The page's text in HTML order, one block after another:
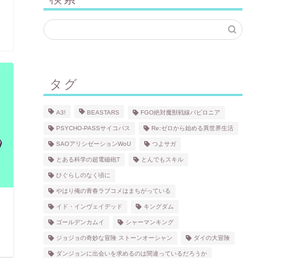
タグ
A3! BEASTARS FGO絶対魔獣戦線バビロニア
PSYCHO-PASSサイコパス Re:ゼロから始める異世界生活
SAOアリシゼーションWoU つよサガ
とある科学の超電磁砲T とんでもスキル
ひぐらしのなく頃に
やはり俺の青春ラブコメはまちがっている
イド・インヴェイデッド キングダム
ゴールデンカムイ シャーマンキング
ジョジョの奇妙な冒険 ストーンオーシャン ダイの大冒険
ダンジョンに出会いを求めるのは間違っているだろうか